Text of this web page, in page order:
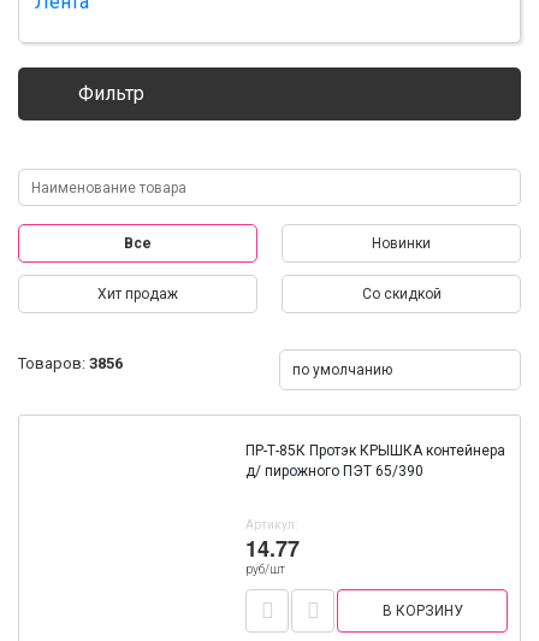
Фильтр
Все Новинки
Хит продаж Со скидкой
Товаров: 3856 по умолчанию
ПР-Т-85К Протэк КРЫШКА контейнера
д/ пирожного ПЭТ 65/390
Артикул:
14.77
руб/шт
В КОРЗИНУ